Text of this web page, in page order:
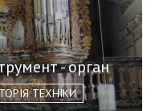
- орган
ТЕХНІКИ